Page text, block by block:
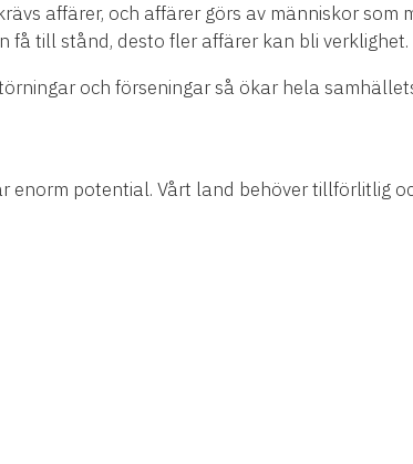
affärer, och affärer görs av människor som
få till stånd, desto fler affärer kan bli verklighet.
och förseningar så ökar hela
enorm potential. Vårt land behöver tillförlitlig